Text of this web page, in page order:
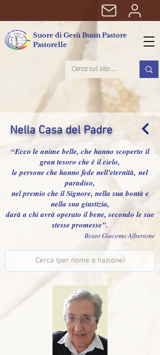
Suore di Gesù Buon Pastore
Pastorelle
Nella Casa del Padre
“Ecco le anime belle, che hanno scoperto il
gran tesoro che è il cielo,
le persone che hanno fede nell'eternità, nel
paradiso,
nel premio che il Signore, nella sua bontà e
nella sua giustizia,
darà a chi avrà operato il bene, secondo le sue
stesse promesse”.
Beato Giacomo Alberione